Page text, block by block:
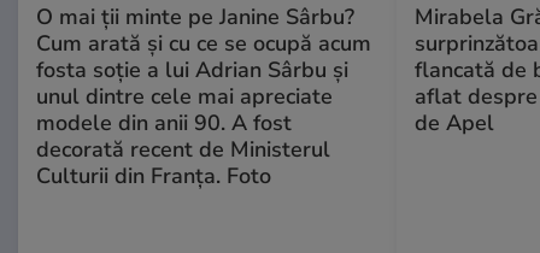
O mai ții minte pe Janine Sârbu?
Cum arată și cu ce se ocupă acum
fosta soție a lui Adrian Sârbu și
unul dintre cele mai apreciate
modele din anii 90. A fost
decorată recent de Ministerul
Culturii din Franța. Foto
Mirabela
flancată de
aflat
de Apel